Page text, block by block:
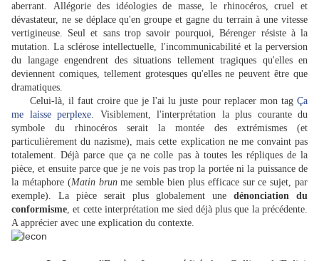
aberrant. Allégorie des idéologies de masse, le rhinocéros, cruel et
dévastateur, ne se déplace qu'en groupe et gagne du terrain à une vitesse
vertigineuse. Seul et sans trop savoir pourquoi, Bérenger résiste à la
mutation. La sclérose intellectuelle, l'incommunicabilité et la perversion
du langage engendrent des situations tellement tragiques qu'elles en
deviennent comiques, tellement grotesques qu'elles ne peuvent être que
dramatiques.
Celui-là, il faut croire que je l'ai lu juste pour replacer mon tag Ça
me laisse perplexe. Visiblement, l'interprétation la plus courante du
symbole du rhinocéros serait la montée des extrémismes (et
particulièrement du nazisme), mais cette explication ne me convaint pas
totalement. Déjà parce que ça ne colle pas à toutes les répliques de la
pièce, et ensuite parce que je ne vois pas trop la portée ni la puissance de
la métaphore (Matin brunme semble bien plus efficace sur ce sujet, par
exemple). La pièce serait plus globalement une dénonciation du
conformisme, et cette interprétation me sied déjà plus que la précédente.
A apprécier avec une explication du contexte.